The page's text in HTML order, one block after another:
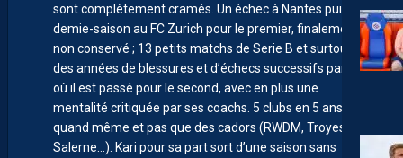
sont complètement cramés. Un échec à Nantes puis une
demie-saison au FC Zurich pour le premier, finalement
non conservé ; 13 petits matchs de Serie B et surtout
des années de blessures et d’échecs successifs partout
où il est passé pour le second, avec en plus une
mentalité critiquée par ses coachs. 5 clubs en 5 ans
quand même et pas que des cadors (RWDM, Troyes,
Salerne…). Kari pour sa part sort d’une saison sans